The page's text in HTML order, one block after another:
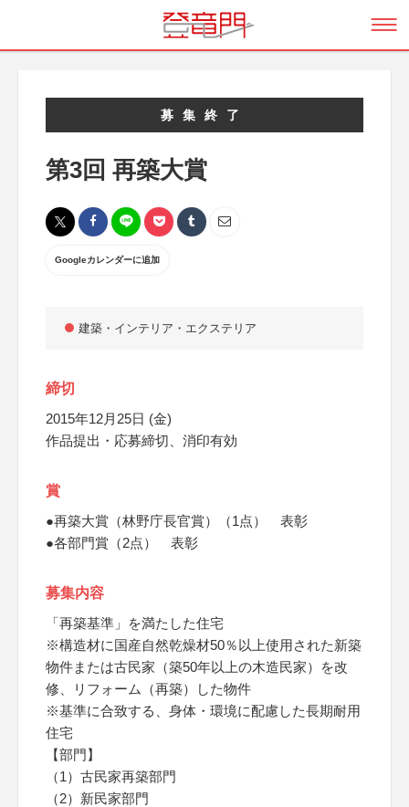
募集終了
第3回 再築大賞
Googleカレンダーに追加
建築・インテリア・エクステリア
締切
2015年12月25日 (金)
作品提出・応募締切、消印有効
賞
●再築大賞（林野庁長官賞）（1点） 表彰
●各部門賞（2点） 表彰
募集内容
「再築基準」を満たした住宅
※構造材に国産自然乾燥材50％以上使用された新築
物件または古民家（築50年以上の木造民家）を改
修、リフォーム（再築）した物件
※基準に合致する、身体・環境に配慮した長期耐用
住宅
【部門】
（1）古民家再築部門
（2）新民家部門